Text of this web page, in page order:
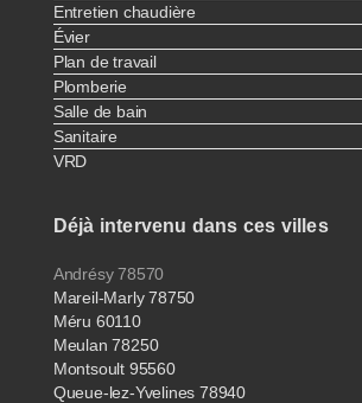
Entretien chaudière
Évier
Plan de travail
Plomberie
Salle de bain
Sanitaire
VRD
Déjà intervenu dans ces villes
Andrésy 78570
Mareil-Marly 78750
Méru 60110
Meulan 78250
Montsoult 95560
Queue-lez-Yvelines 78940